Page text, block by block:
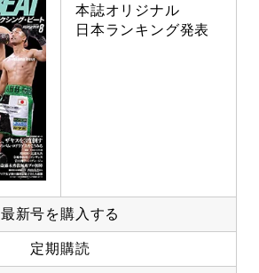
本誌オリジナル
日本ランキング発表
最新号を購入する
定期購読